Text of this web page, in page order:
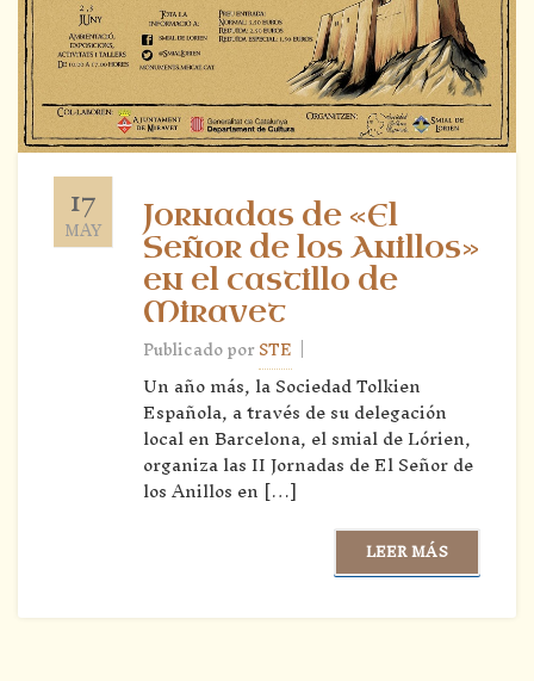
17
MAY
Jornadas de «El
Señor de los Anillos»
en el castillo de
Miravet
Publicado porSTE |
Un año más, la Sociedad Tolkien
Española, a través de su delegación
local en Barcelona, el smial de Lórien,
organiza las II Jornadas de El Señor de
los Anillos en […]
LEER MÁS